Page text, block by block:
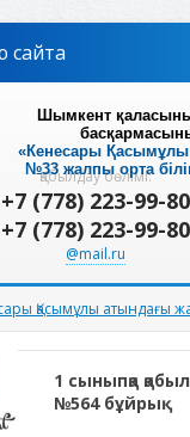
Шымкент
«Кенесары
№33 жалпы орта
мектебі»
коммуналдық
Қабылдау бөлімі:
+7 (778) 223-99-80
+7 (778) 223-99-80
@mail.ru
сайта
1 сыныпқа
№564 бұйрық